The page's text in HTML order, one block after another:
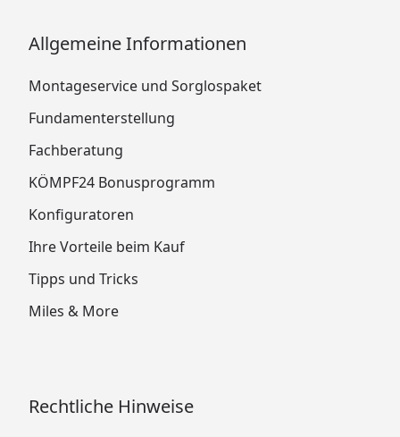
Allgemeine Informationen
Montageservice und Sorglospaket
Fundamenterstellung
Fachberatung
KÖMPF24 Bonusprogramm
Konfiguratoren
Ihre Vorteile beim Kauf
Tipps und Tricks
Miles & More
Rechtliche Hinweise